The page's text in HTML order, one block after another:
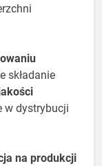
składanie
w dystrybucji
na produkcji